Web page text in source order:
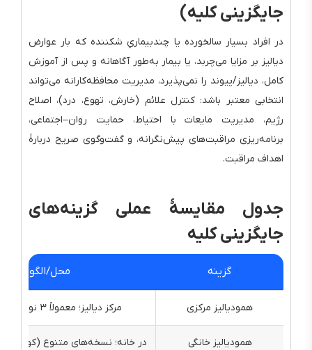
جایگزینی کلیه)
در افراد بسیار سالخورده یا چندبیماریِ شکننده که بار عوارض
دیالیز بر مزایا می‌چربد، یا بیمار به‌طور آگاهانه و پس از آموزش
کامل، دیالیز/پیوند را نمی‌پذیرد، مدیریت محافظه‌کارانه می‌تواند
انتخابی معتبر باشد: کنترل علائم (خارش، تهوع، درد)، اصلاح
رژیم، مدیریت مایعات با احتیاط، حمایت روان–اجتماعی،
برنامه‌ریزی مراقبت‌های پیش‌نگرانه، و گفت‌وگوی صریح دربارهٔ
اهداف مراقبت.
جدول مقایسهٔ عملی گزینه‌های
جایگزینی کلیه
گزینه محل/الگو
همودیالیز مرکزی مرکز دیالیز؛ معمولاً ۳ نوبت در هفته
همودیالیز خانگی در خانه؛ نسخه‌های متنوع (کوتاه/